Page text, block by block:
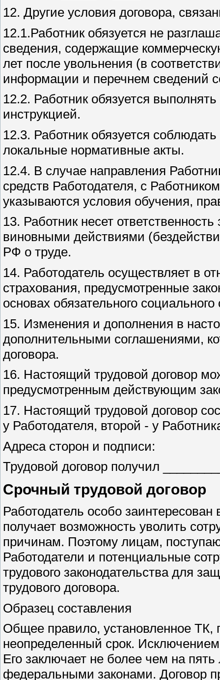
12. Другие условия договора,
12.1.Работник обязуется не
сведения, содержащие
лет после увольнения (в
информации и перечнем сведений
12.2. Работник обязуется
инструкцией.
12.3. Работник обязуется
локальные нормативные акты.
12.4. В случае направления
средств Работодателя, с
указываются условия обучения,
13. Работник несет
виновными действиями
РФ о труде.
14. Работодатель осуществляет в
страхования, предусмотренные
основах обязательного
15. Изменения и дополнения в
дополнительными соглашениями,
договора.
16. Настоящий трудовой договор
предусмотренным действующим
17. Настоящий трудовой договор
у Работодателя, второй - у
Адреса сторон и подписи:
Трудовой договор получил
Срочный трудовой договор
Работодатель особо заинтересован
получает возможность уволить
причинам. Поэтому лицам,
Работодатели и потенциальные
трудового законодательства для
трудового договора.
Образец составления
Общее правило, установленное ТК,
неопределенный срок. Исключением
Его заключает не более чем на
федеральными законами. Договор